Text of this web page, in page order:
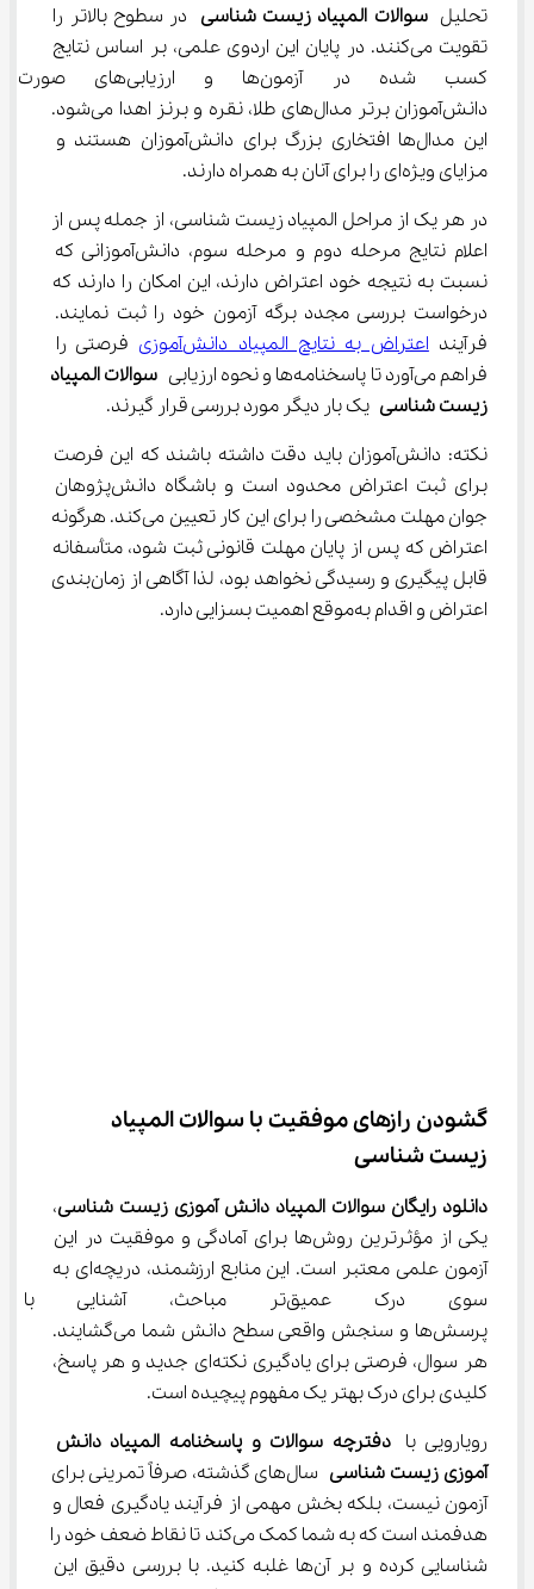
تحلیل سوالات المپیاد زیست شناسی در سطوح بالاتر را
تقویت می‌کنند. در پایان این اردوی علمی، بر اساس نتایج
کسب شده در آزمون‌ها و
دانش‌آموزان برتر مدال‌های طلا، نقره و برنز اهدا می‌شود.
این مدال‌ها افتخاری بزرگ برای دانش‌آموزان هستند و
مزایای ویژه‌ای را برای آنان به همراه دارند.
در هر یک از مراحل المپیاد زیست شناسی، از جمله پس از
اعلام نتایج مرحله دوم و مرحله سوم، دانش‌آموزانی که
نسبت به نتیجه خود اعتراض دارند، این امکان را دارند که
درخواست بررسی مجدد برگه آزمون خود را ثبت نمایند.
فرآیند اعتراض به نتایج المپیاد دانش‌آموزی
فرصتی را
فراهم می‌آورد تا پاسخنامه‌ها و نحوه ارزیابی
سوالات المپیاد
زیست شناسی یک بار دیگر مورد بررسی قرار گیرند.
نکته: دانش‌آموزان باید دقت داشته باشند که این فرصت
برای ثبت اعتراض محدود است و باشگاه دانش‌پژوهان
جوان مهلت مشخصی را برای این کار تعیین می‌کند. هرگونه
اعتراض که پس از پایان مهلت قانونی ثبت شود، متأسفانه
قابل پیگیری و رسیدگی نخواهد بود، لذا آگاهی از زمان‌بندی
اعتراض و اقدام به‌موقع اهمیت بسزایی دارد.
گشودن رازهای موفقیت با سوالات المپیاد
زیست شناسی
دانلود رایگان سوالات المپیاد دانش آموزی زیست شناسی،
یکی از مؤثرترین روش‌ها برای آمادگی و موفقیت در این
آزمون علمی معتبر است. این منابع ارزشمند، دریچه‌ای به
سوی درک عمیق‌تر مباحث،
پرسش‌ها و سنجش واقعی سطح دانش شما می‌گشایند.
هر سوال، فرصتی برای یادگیری نکته‌ای جدید و هر پاسخ،
کلیدی برای درک بهتر یک مفهوم پیچیده است.
رویارویی با دفترچه سوالات و پاسخنامه المپیاد دانش
آموزی زیست شناسی
سال‌های گذشته، صرفاً تمرینی برای
آزمون نیست، بلکه بخش مهمی از فرآیند یادگیری فعال و
هدفمند است که به شما کمک می‌کند تا نقاط ضعف خود را
شناسایی کرده و بر آن‌ها غلبه کنید. با بررسی دقیق این